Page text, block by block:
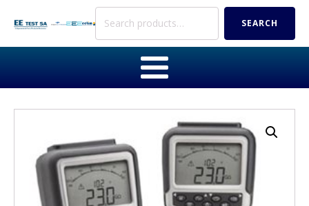
Search
SEARCH